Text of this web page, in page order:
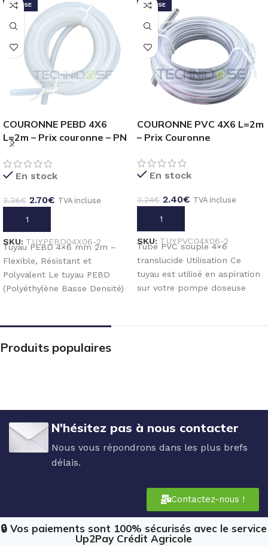
REMISE
COURONNE PEBD 4X6
L=2m – Prix couronne – PN
18 BAR
En stock
3.36€ 2.70€ TVA incluse
AJOUTER AU PANIER
SKU: TUYPEBD04X06-2
Tuyau PEBD 4×6 mm 2m –
Flexible, Résistant et
Polyvalent Le tuyau PEBD
(Polyéthylène Basse Densité)
REMISE
COURONNE PVC 4X6 L=2m
– Prix Couronne
En stock
3.24€ 2.40€ TVA incluse
AJOUTER AU PANIER
SKU: TUYPVC04X06-2
Tube PVC souple 4×6
translucide Utilisation Ce
tuyau est utilisé en aspiration
sur votre pompe doseuse
Produits populaires
N'hésitez pas à nous contacter
Nous vous répondrons dans les plus brefs
délais.
Contactez-nous !
🔒 Vos paiements sont 100% sécurisés avec le service
Up2Pay Crédit Agricole